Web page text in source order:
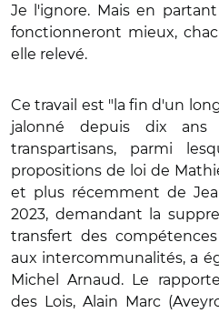
Je l'ignore. Mais en
fonctionneront mieux,
elle relevé.
Ce travail est "la fin d'un
jalonné depuis dix
transpartisans, parmi
propositions de loi de
et plus récemment de
2023, demandant la
transfert des
aux intercommunalités, a
Michel Arnaud. Le
des Lois, Alain Marc